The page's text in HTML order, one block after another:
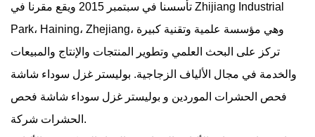
تأسسنا في سبتمبر 2015 ويقع مقرنا في Zhijiang Industrial
Park، Haining، Zhejiang، وهي مؤسسة علمية وتقنية كبيرة
تركز على البحث العلمي وتطوير المنتجات والإنتاج والمبيعات
والخدمة في مجال الألياف الزجاجية. بوليستر غزل سوداء شاشة
فحص الحشرات الموردين و بوليستر غزل سوداء شاشة فحص
الحشرات شركة .